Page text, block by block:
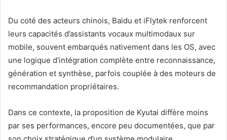
Du coté des acteurs chinois, Baidu et iFlytek renforcent
leurs capacités d’assistants vocaux multimodaux sur
mobile, souvent embarqués nativement dans les OS, avec
une logique d’intégration complète entre reconnaissance,
génération et synthèse, parfois couplée à des moteurs de
recommandation propriétaires.
Dans ce contexte, la proposition de Kyutai diffère moins
par ses performances, encore peu documentées, que par